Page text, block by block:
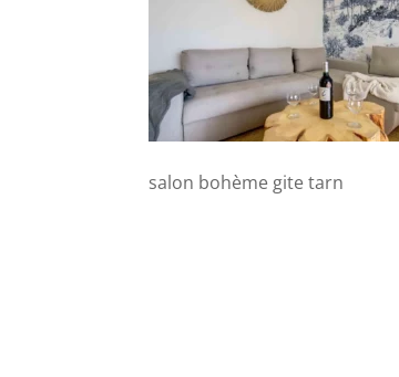
salon bohème gite tarn